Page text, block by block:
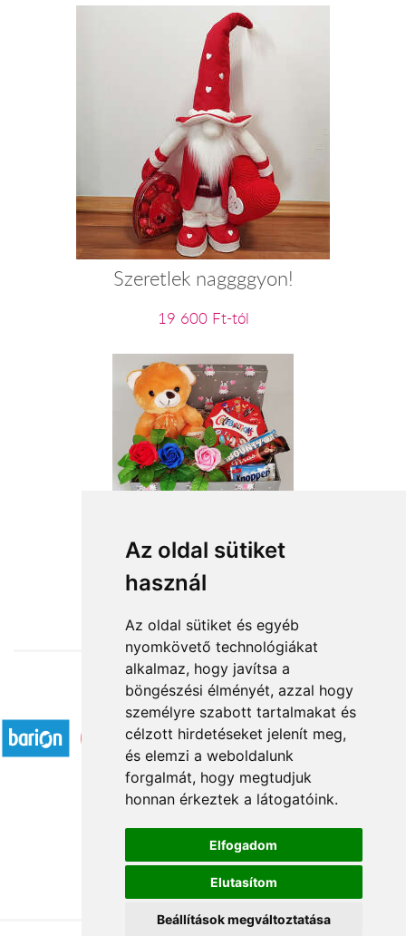
Az oldal sütiket
használ
Az oldal sütiket és egyéb
nyomkövető technológiákat
alkalmaz, hogy javítsa a
böngészési élményét, azzal hogy
személyre szabott tartalmakat és
célzott hirdetéseket jelenít meg,
és elemzi a weboldalunk
forgalmát, hogy megtudjuk
honnan érkeztek a látogatóink.
Elfogadom
Elutasítom
Beállítások megváltoztatása
Szeretlek naggggyon!
19 600 Ft-tól
Barna plüss maci
16 200 Ft-tól
Elfogadott fizetési módok
Á.SZ.F.
Impresszum
Adatkezelési tájékoztató